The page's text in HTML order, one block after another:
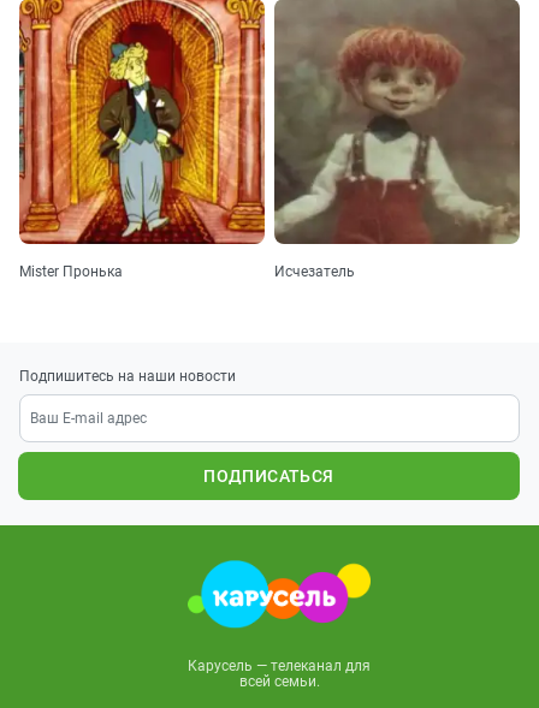
Mister Пронька Исчезатель
Подпишитесь на наши новости
ПОДПИСАТЬСЯ
Карусель — телеканал для
всей семьи.